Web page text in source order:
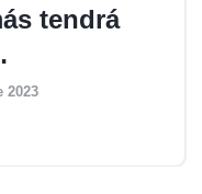
tendrá
2023